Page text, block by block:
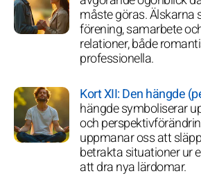
måste göras. Älskarna
förening, samarbete
relationer, både
professionella.
Kort XII: Den hängde
hängde symboliserar
och
uppmanar oss att
betrakta situationer ur
att dra nya lärdomar.